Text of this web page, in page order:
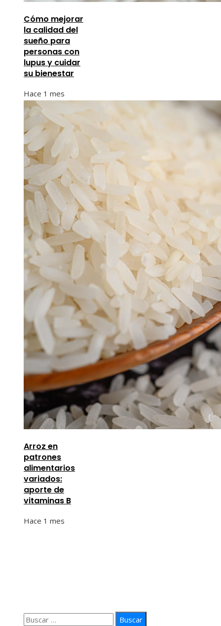
Cómo mejorar
la calidad del
sueño para
personas con
lupus y cuidar
su bienestar
Hace 1 mes
Arroz en
patrones
alimentarios
variados:
aporte de
vitaminas B
Hace 1 mes
Buscar: